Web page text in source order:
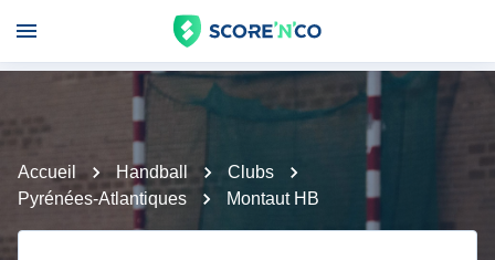
Accueil Handball
Clubs
Pyrénées-Atlantiques
Montaut HB